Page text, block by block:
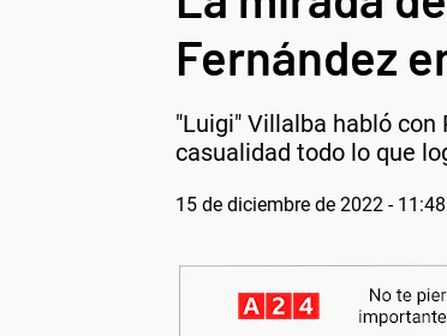
Fernández
"Luigi" Villalba habló con
casualidad todo lo que
15 de diciembre de 2022 - 11:48